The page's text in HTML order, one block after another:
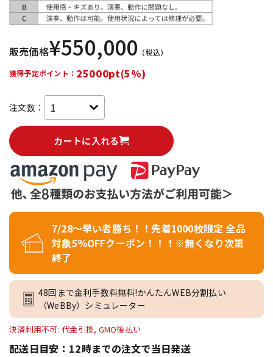
販売価格¥550,000 （税込）
獲得予定ポイント： 25000pt(5%)
注文数：
カートに入れる
7/28～早い者勝ち！！先着1000枚限定 全品
対象5％OFFクーポン！！！※無くなり次第
終了
48回まで金利手数料無料!かんたんWEB分割払い
（WeBBy）シミュレーター
決済利用不可: 代金引換, GMO後払い
配送日目安：12時までの注文で当日発送